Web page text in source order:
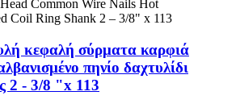
κεφαλή σύρματα καρφιά
πηνίο δαχτυλίδι
2 - 3/8 "x 113